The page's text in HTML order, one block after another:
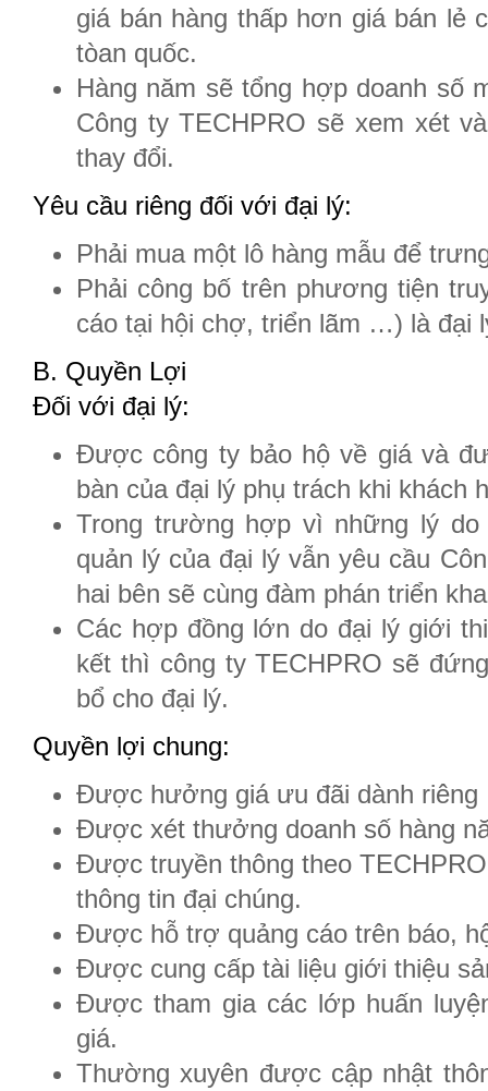
giá bán hàng thấp hơn giá bán lẻ
tòan quốc.
Hàng năm sẽ tổng hợp doanh số
Công ty TECHPRO sẽ xem xét
thay đổi.
Yêu cầu riêng đối với đại lý:
Phải mua một lô hàng mẫu để
Phải công bố trên phương tiện
cáo tại hội chợ, triển lãm …) là đại
B. Quyền Lợi
Đối với đại lý:
Được công ty bảo hộ về giá và
bàn của đại lý phụ trách khi khách
Trong trường hợp vì những lý do
quản lý của đại lý vẫn yêu cầu
hai bên sẽ cùng đàm phán triển
Các hợp đồng lớn do đại lý giới
kết thì công ty TECHPRO sẽ
bổ cho đại lý.
Quyền lợi chung:
Được hưởng giá ưu đãi dành riêng
Được xét thưởng doanh số hàng
Được truyền thông theo
thông tin đại chúng.
Được hỗ trợ quảng cáo trên báo,
Được cung cấp tài liệu giới thiệu
Được tham gia các lớp huấn
giá.
Thường xuyên được cập nhật